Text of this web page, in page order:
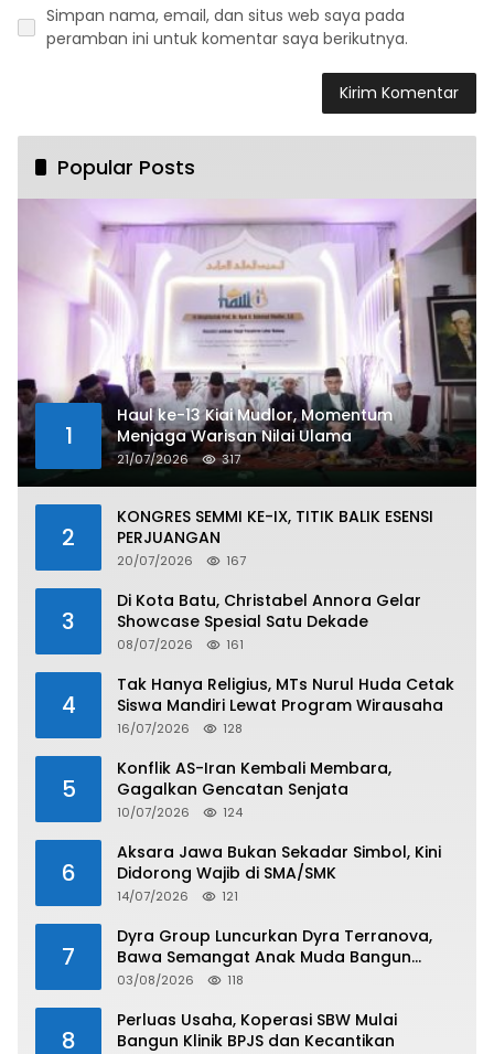
Simpan nama, email, dan situs web saya pada
peramban ini untuk komentar saya berikutnya.
Popular Posts
1
Haul ke-13 Kiai Mudlor, Momentum
Menjaga Warisan Nilai Ulama
21/07/2026 317
2
KONGRES SEMMI KE-IX, TITIK BALIK ESENSI
PERJUANGAN
20/07/2026 167
3
Di Kota Batu, Christabel Annora Gelar
Showcase Spesial Satu Dekade
08/07/2026 161
4
Tak Hanya Religius, MTs Nurul Huda Cetak
Siswa Mandiri Lewat Program Wirausaha
16/07/2026 128
5
Konflik AS-Iran Kembali Membara,
Gagalkan Gencatan Senjata
10/07/2026 124
6
Aksara Jawa Bukan Sekadar Simbol, Kini
Didorong Wajib di SMA/SMK
14/07/2026 121
7
Dyra Group Luncurkan Dyra Terranova,
Bawa Semangat Anak Muda Bangun
Masa Depan Properti Batam
03/08/2026 118
8
Perluas Usaha, Koperasi SBW Mulai
Bangun Klinik BPJS dan Kecantikan